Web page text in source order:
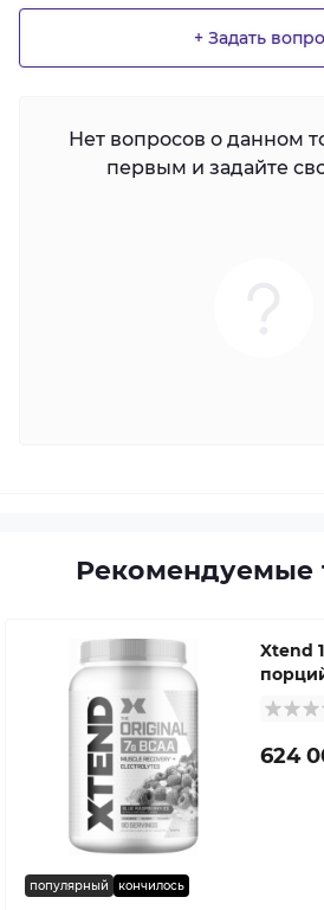
+ Задать
Нет вопросов о данном
первым и задайте
Рекомендуемые
популярный кончилось
Xtend
624